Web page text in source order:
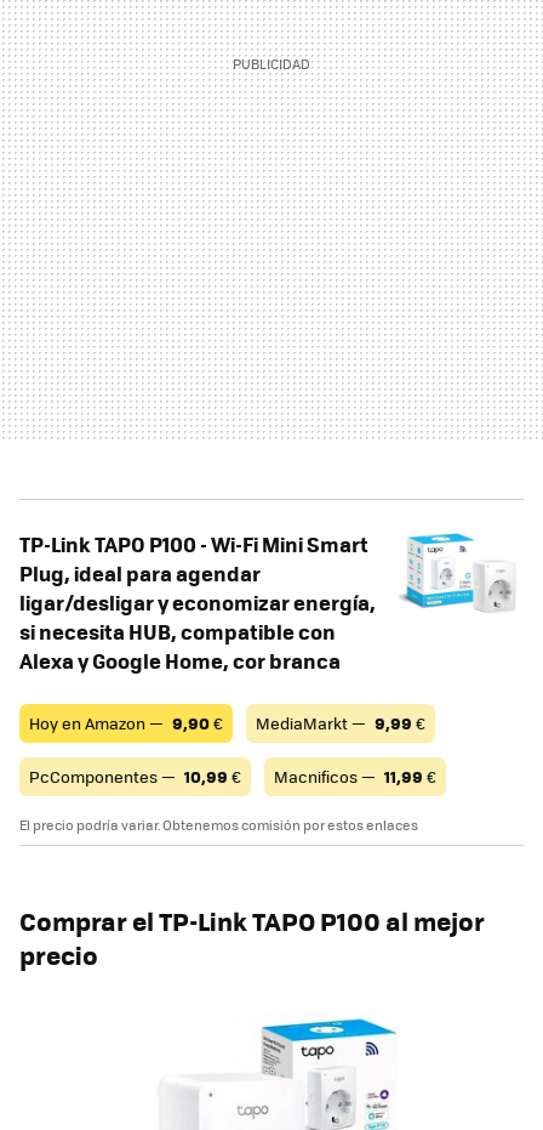
TP-Link TAPO P100 - Wi-Fi Mini Smart
Plug, ideal para agendar
ligar/desligar y economizar energía,
si necesita HUB, compatible con
Alexa y Google Home, cor branca
Hoy en Amazon — 9,90€ MediaMarkt — 9,99 €
PcComponentes — 10,99 € Macnificos — 11,99 €
El precio podría variar. Obtenemos comisión por estos enlaces
Comprar el TP-Link TAPO P100 al mejor
precio